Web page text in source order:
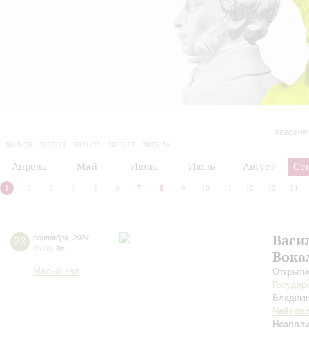
2019/20
2020/21 2021/22 2022/23
2023/24
Апрель Май Июнь Июль Август
1 2 3 4 5 6 7 8 9 10 12 13 14
22 сентября 2024
19:00 Вс
Малый зал